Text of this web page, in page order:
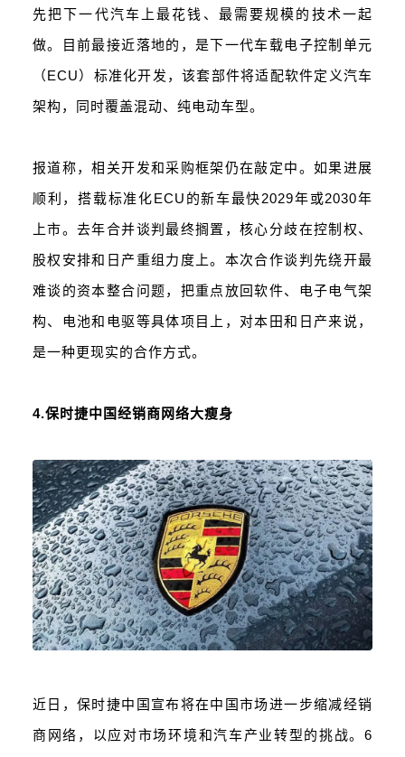
先把下一代汽车上最花钱、最需要规模的技术一起
做。目前最接近落地的，是下一代车载电子控制单元
（ECU）标准化开发，该套部件将适配软件定义汽车
架构，同时覆盖混动、纯电动车型。
报道称，相关开发和采购框架仍在敲定中。如果进展
顺利，搭载标准化ECU的新车最快2029年或2030年
上市。去年合并谈判最终搁置，核心分歧在控制权、
股权安排和日产重组力度上。本次合作谈判先绕开最
难谈的资本整合问题，把重点放回软件、电子电气架
构、电池和电驱等具体项目上，对本田和日产来说，
是一种更现实的合作方式。
4.保时捷中国经销商网络大瘦身
近日，保时捷中国宣布将在中国市场进一步缩减经销
商网络，以应对市场环境和汽车产业转型的挑战。6